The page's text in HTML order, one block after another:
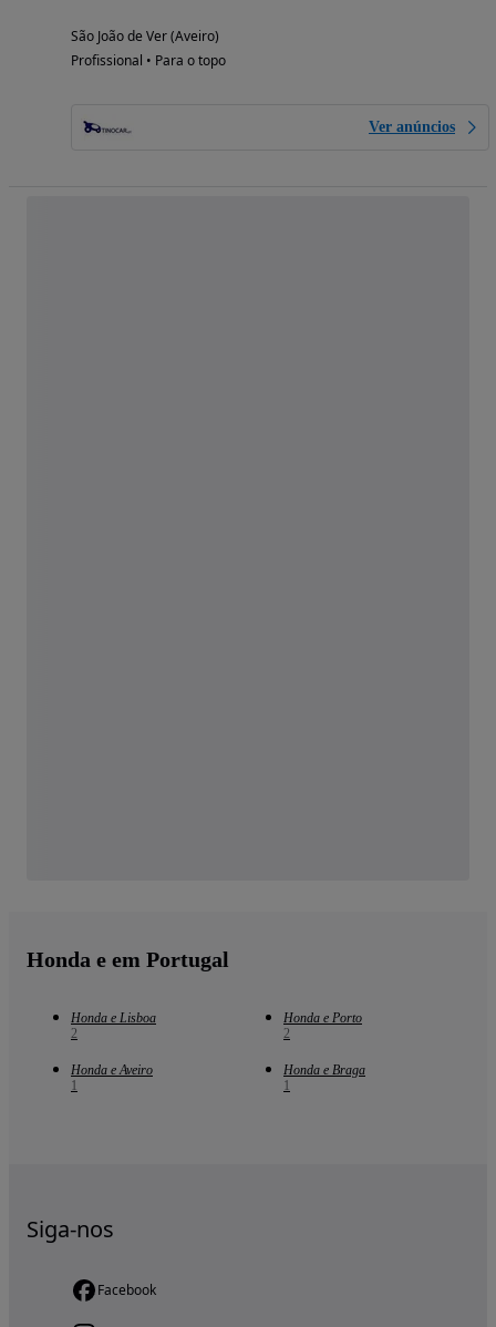
São João de Ver (Aveiro)
Profissional • Para o topo
Ver anúncios
Honda e em Portugal
Honda e Lisboa
2
Honda e Porto
2
Honda e Aveiro
1
Honda e Braga
1
Siga-nos
Facebook